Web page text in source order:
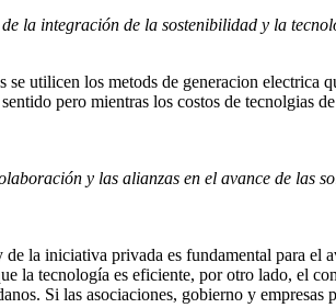
la integración de la sostenibilidad y la
se utilicen los metods de generacion
pero mientras los costos de tecnolgias
y las alianzas en el avance de las
la iniciativa privada es fundamental para el
la tecnología es eficiente, por otro lado, el
Si las asociaciones, gobierno y